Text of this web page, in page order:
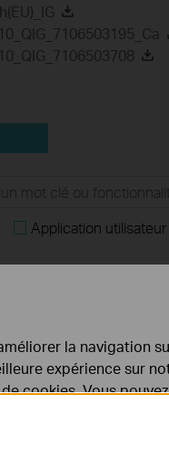
Application
de
entre les
les voyants LED
la navigation
expérience sur
cookies. Vous